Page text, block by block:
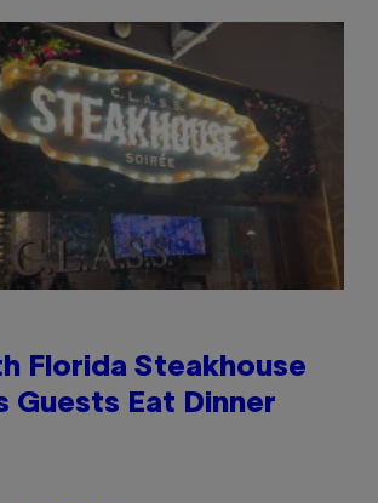
Florida Steakhouse
Guests Eat Dinner